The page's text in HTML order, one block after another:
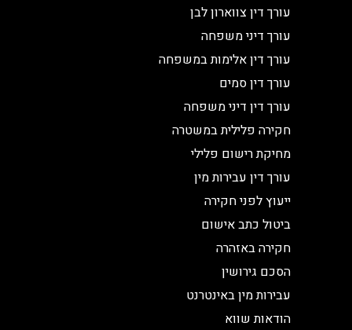
עורך דין צווארון לבן
עורך דיני משפחה
עורך דין אלימות במשפחה
עורך דין סמים
עורך דין דיני משפחה
חקירה פלילית במשטרה
מחיקת רישום פלילי
עורך דין עבירות מין
ייעוץ לפני חקירה
ביטול כתב אישום
חקירה באזהרה
הסכם גירושין
עבירות מין באינטרנט
הודאות שווא